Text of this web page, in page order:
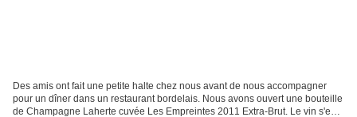
Des amis ont fait une petite halte chez nous avant de nous accompagner
pour un dîner dans un restaurant bordelais. Nous avons ouvert une bouteille
de Champagne Laherte cuvée Les Empreintes 2011 Extra-Brut. Le vin s'est